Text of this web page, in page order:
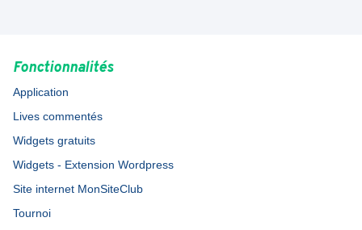
Fonctionnalités
Application
Lives commentés
Widgets gratuits
Widgets - Extension Wordpress
Site internet MonSiteClub
Tournoi